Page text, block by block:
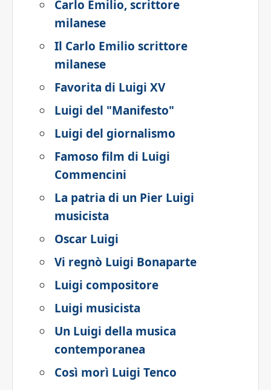
Carlo Emilio, scrittore
milanese
Il Carlo Emilio scrittore
milanese
Favorita di Luigi XV
Luigi del "Manifesto"
Luigi del giornalismo
Famoso film di Luigi
Commencini
La patria di un Pier Luigi
musicista
Oscar Luigi
Vi regnò Luigi Bonaparte
Luigi compositore
Luigi musicista
Un Luigi della musica
contemporanea
Così morì Luigi Tenco